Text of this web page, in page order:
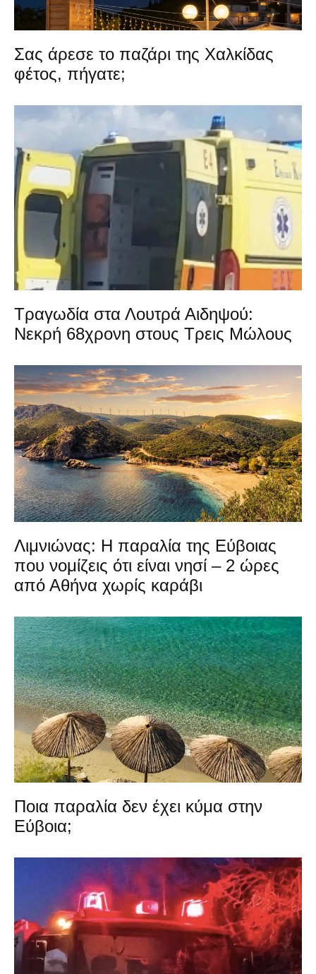
Σας άρεσε το παζάρι της Χαλκίδας
φέτος, πήγατε;
Τραγωδία στα Λουτρά Αιδηψού:
Νεκρή 68χρονη στους Τρεις Μώλους
Λιμνιώνας: Η παραλία της Εύβοιας
που νομίζεις ότι είναι νησί – 2 ώρες
από Αθήνα χωρίς καράβι
Ποια παραλία δεν έχει κύμα στην
Εύβοια;